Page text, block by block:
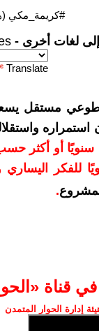
#كريمة_مكي
لغات أخرى -
Translate
مستقل يسعى
استمراره
10 دولارات سنويًا
للفكر اليساري
.
قناة
إدارة الحوار المتمدن